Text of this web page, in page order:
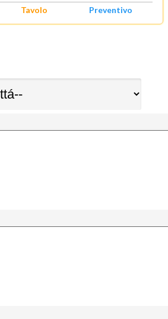
Tavolo Preventivo